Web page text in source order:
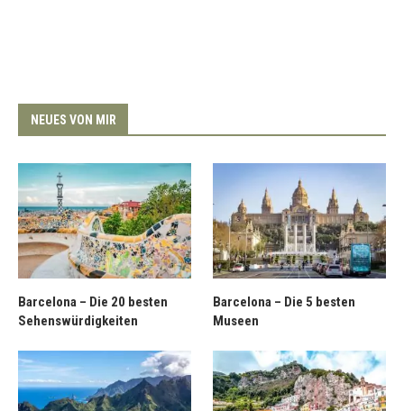
NEUES VON MIR
Barcelona – Die 20 besten
Sehenswürdigkeiten
Barcelona – Die 5 besten
Museen